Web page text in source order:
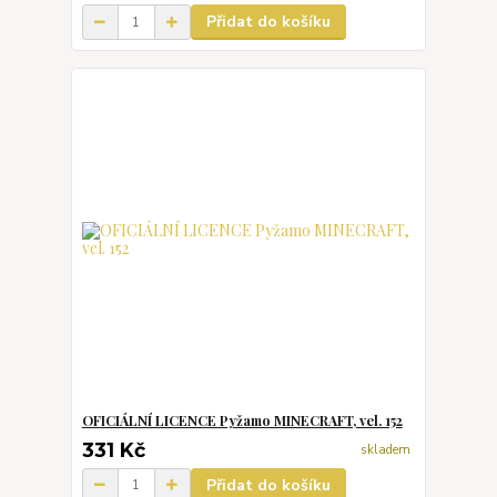
Přidat do košíku
OFICIÁLNÍ LICENCE Pyžamo MINECRAFT, vel. 152
331 Kč skladem
Přidat do košíku